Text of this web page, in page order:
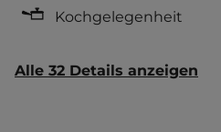
Kochgelegenheit
Alle 32 Details anzeigen